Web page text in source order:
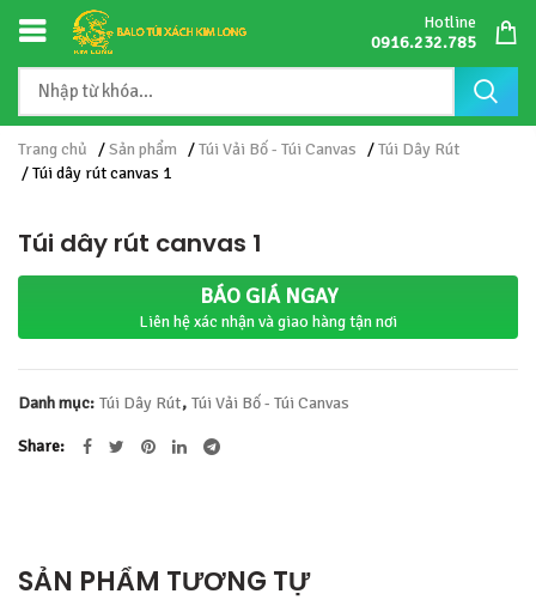
Hotline
0916.232.785
Trang chủ /Sản phẩm /Túi Vải Bố - Túi Canvas /Túi Dây Rút
/ Túi dây rút canvas 1
Túi dây rút canvas 1
BÁO GIÁ NGAY
Liên hệ xác nhận và giao hàng tận nơi
Danh mục: Túi Dây Rút, Túi Vải Bố - Túi Canvas
Share
SẢN PHẨM TƯƠNG TỰ